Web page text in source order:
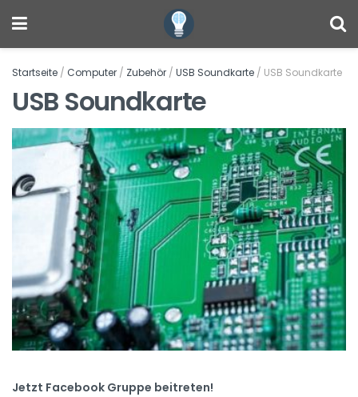
Startseite / Computer / Zubehör / USB Soundkarte / USB Soundkarte
USB Soundkarte
Jetzt Facebook Gruppe beitreten!